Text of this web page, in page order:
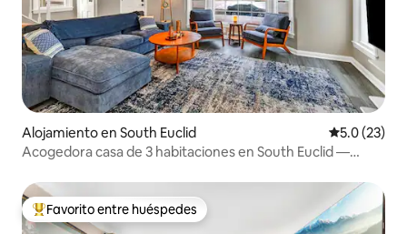
Alojamiento en South Euclid Calificación
5.0 (23)
Acogedora casa de 3 habitaciones en South Euclid —
Favorito entre huéspedes preferido
Favorito entre huéspedes